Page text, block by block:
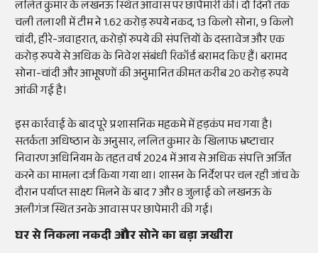
ललित कुमार के लखनऊ स्थित आवास पर छापेमारी की। दो दिनों तक
चली तलाशी में टीम ने 1.62 करोड़ रुपये नकद, 13 किलो सोना, 9 किलो
चांदी, हीरे-जवाहरात, करोड़ों रुपये की संपत्तियों के दस्तावेज और एक
करोड़ रुपये से अधिक के निवेश संबंधी रिकॉर्ड बरामद किए हैं। बरामद
सोना-चांदी और आभूषणों की अनुमानित कीमत करीब 20 करोड़ रुपये
आंकी गई है।
इस कार्रवाई के बाद पूरे प्रशासनिक महकमे में हड़कंप मच गया है।
सतर्कता अधिष्ठान के अनुसार, ललित कुमार के खिलाफ भ्रष्टाचार
निवारण अधिनियम के तहत वर्ष 2024 में आय से अधिक संपत्ति अर्जित
करने का मामला दर्ज किया गया था। शासन के निर्देश पर चल रही जांच के
दौरान पर्याप्त साक्ष्य मिलने के बाद 7 और 8 जुलाई को लखनऊ के
अलीगंज स्थित उनके आवास पर छापेमारी की गई।
घर से निकला नकदी और सोने का बड़ा जखीरा